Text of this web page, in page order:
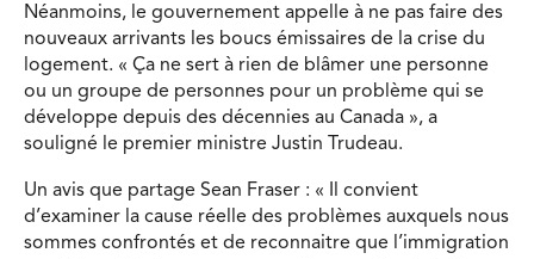
Néanmoins, le gouvernement appelle à ne pas faire des
nouveaux arrivants les boucs émissaires de la crise du
logement. « Ça ne sert à rien de blâmer une personne
ou un groupe de personnes pour un problème qui se
développe depuis des décennies au Canada », a
souligné le premier ministre Justin Trudeau.
Un avis que partage Sean Fraser : « Il convient
d’examiner la cause réelle des problèmes auxquels nous
sommes confrontés et de reconnaitre que l’immigration